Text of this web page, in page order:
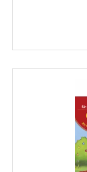
die Kinder
wichtig ist,
anzulegen,